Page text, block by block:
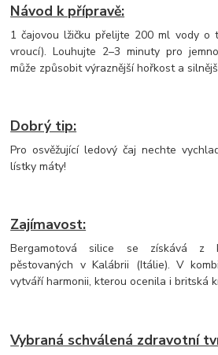
Návod k přípravě:
1 čajovou lžičku přelijte 200 ml vody o
vroucí). Louhujte 2–3 minuty pro
může způsobit výraznější hořkost a
Dobrý tip:
Pro osvěžující ledový čaj nechte
lístky máty!
Zajímavost:
Bergamotová silice se získává z
pěstovaných v Kalábrii (Itálie). V
vytváří harmonii, kterou ocenila i britská
Vybraná schválená zdravotní